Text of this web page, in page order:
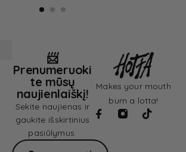
Makes your mouth
burn a lotta!
📨
Prenumeruoki
te mūsų
naujienlaiškį!
Sekite naujienas ir
gaukite išskirtinius
pasiūlymus.